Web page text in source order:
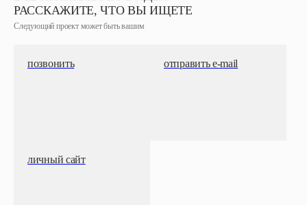
РАССКАЖИТЕ, ЧТО ВЫ ИЩЕТЕ
Следующий проект может быть вашим
позвонить отправить e-mail
личный сайт